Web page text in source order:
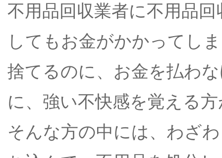
不用品回収業者に不用品
してもお金がかかってし
捨てるのに、お金を払わ
に、強い不快感を覚える
そんな方の中には、わざ